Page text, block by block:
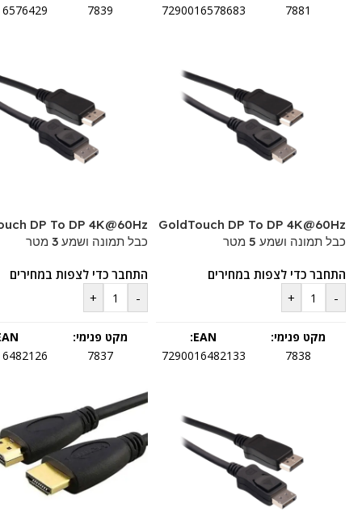
7881
7290016578683
7839
GoldTouch DP To DP 4K@60Hz
כבל תמונה ושמע 5 מטר
התחבר כדי לצפות במחירים
-
+
מקט פנימי:
7838
EAN:
7290016482133
DP To DP 4K@60Hz
כבל תמונה ושמע 3 מטר
התחבר כדי לצפות במחירים
-
+
מקט פנימי:
7837